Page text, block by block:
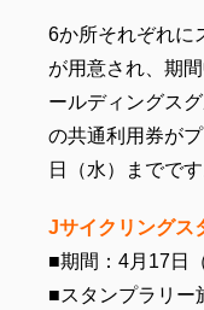
6か所それぞれに
が用意され、期
ールディングス
の共通利用券が
日（水）までです
Jサイクリングス
■期間：4月17日
■スタンプラリー